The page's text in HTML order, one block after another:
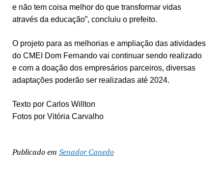
e não tem coisa melhor do que transformar vidas
através da educação”, concluiu o prefeito.
O projeto para as melhorias e ampliação das atividades
do CMEI Dom Fernando vai continuar sendo realizado
e com a doação dos empresários parceiros, diversas
adaptações poderão ser realizadas até 2024.
Texto por Carlos Willton
Fotos por Vitória Carvalho
Publicado em Senador Canedo